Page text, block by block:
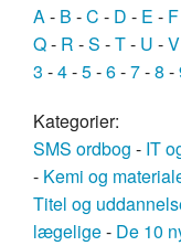
A- B -C - D - E - F
Q- R -S -T- U -V
3 -4-5-6-7-8 -
Kategorier:
SMS ordbog - IT
- Kemi og
Titel og
lægelige- De 10